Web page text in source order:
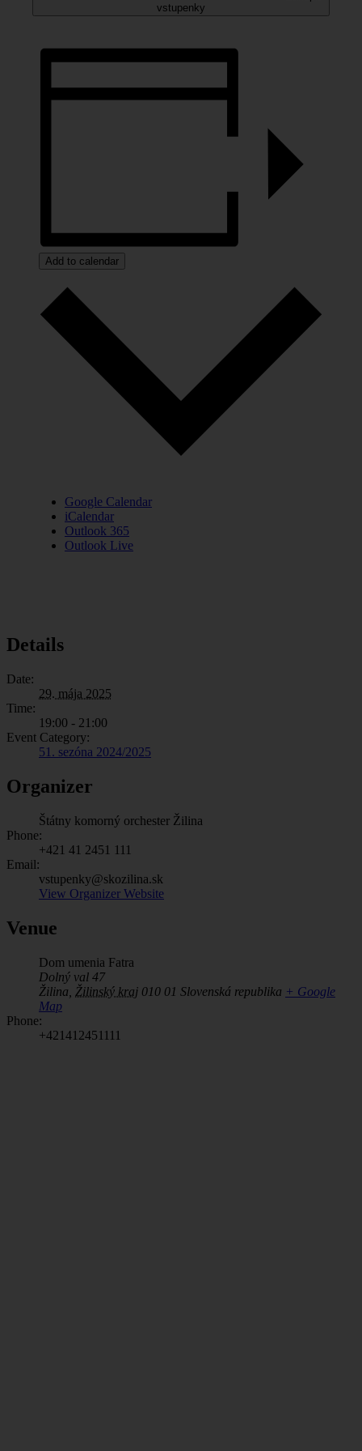
vstupenky
Add to calendar
Google Calendar
iCalendar
Outlook 365
Outlook Live
Details
Date:
29. mája 2025
Time:
19:00 - 21:00
Event Category:
51. sezóna 2024/2025
Organizer
Štátny komorný orchester Žilina
Phone:
+421 41 2451 111
Email:
vstupenky@skozilina.sk
View Organizer Website
Venue
Dom umenia Fatra
Dolný val 47
Žilina Žilinský kraj 010 01 Slovenská republika + Google
Map
Phone:
+421412451111